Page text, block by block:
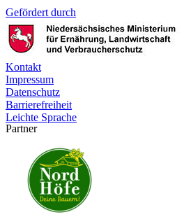
Gefördert durch
Kontakt
Impressum
Datenschutz
Barrierefreiheit
Leichte Sprache
Partner